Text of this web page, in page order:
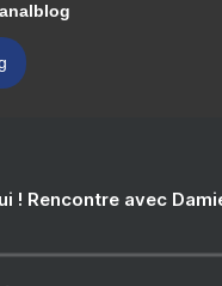
! Rencontre avec